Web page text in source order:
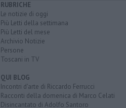
RUBRICHE
Le notizie di oggi
Più Letti della settimana
Più Letti del mese
Archivio Notizie
Persone
Toscani in TV
QUI BLOG
Incontri d'arte di Riccardo Ferrucci
Racconti della domenica di Marco Celati
Disincantato di Adolfo Santoro